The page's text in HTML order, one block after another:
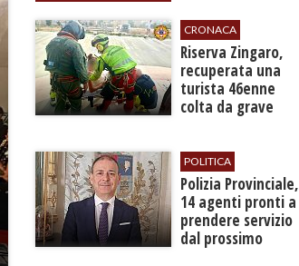
CRONACA
​Riserva Zingaro,
recuperata una
turista 46enne
colta da grave
POLITICA
​Polizia Provinciale,
14 agenti pronti a
prendere servizio
dal prossimo